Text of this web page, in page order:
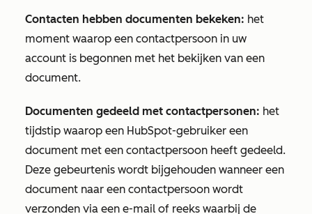
Contacten hebben documenten bekeken: het
moment waarop een contactpersoon in uw
account is begonnen met het bekijken van een
document.
Documenten gedeeld met contactpersonen: het
tijdstip waarop een HubSpot-gebruiker een
document met een contactpersoon heeft gedeeld.
Deze gebeurtenis wordt bijgehouden wanneer een
document naar een contactpersoon wordt
verzonden via een e-mail of reeks waarbij de